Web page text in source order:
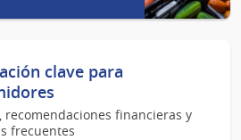
clave para
recomendaciones financieras y
frecuentes